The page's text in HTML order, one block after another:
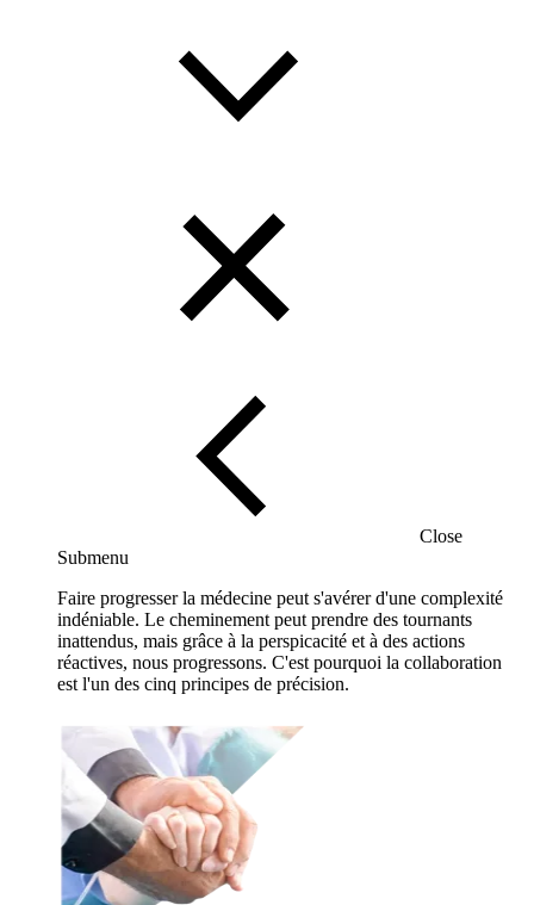
Close
Submenu
Faire progresser la médecine peut s'avérer d'une complexité
indéniable. Le cheminement peut prendre des tournants
inattendus, mais grâce à la perspicacité et à des actions
réactives, nous progressons. C'est pourquoi la collaboration
est l'un des cinq principes de précision.